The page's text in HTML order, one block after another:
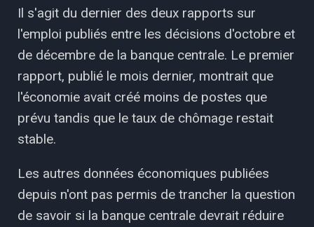
Il s'agit du dernier des deux rapports sur
l'emploi publiés entre les décisions d'octobre et
de décembre de la banque centrale. Le premier
rapport, publié le mois dernier, montrait que
l'économie avait créé moins de postes que
prévu tandis que le taux de chômage restait
stable.
Les autres données économiques publiées
depuis n'ont pas permis de trancher la question
de savoir si la banque centrale devrait réduire